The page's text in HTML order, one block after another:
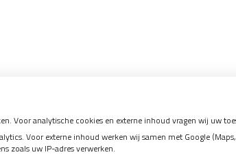
Voor analytische cookies en externe inhoud vragen wij uw
Voor externe inhoud werken wij samen met Google
zoals uw IP-adres verwerken.